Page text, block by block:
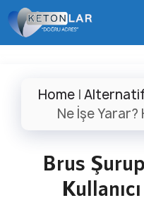
İçeriğe
atla
Home|
Ne İşe Yarar?
Brus